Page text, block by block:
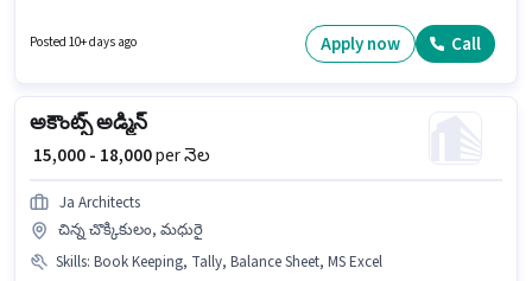
వారికి కోసం అనుకూలంగా ఉంటుంది. మీరు నెలకు ₹25000 వరకు సంపాదించవచ్చు.
Posted 10+ days ago Apply now Call
అకౌంట్స్ అడ్మిన్
₹ 15,000 - 18,000per నెల
Ja Architects
చిన్న చొక్కికులం, మధురై
Skills: Book Keeping, Tally, Balance Sheet, MS Excel